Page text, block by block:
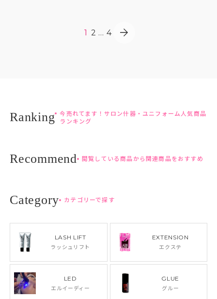
1 2 … 4
今売れてます！サロン什器・ユニフォーム人気商品
ランキング
閲覧している商品から関連商品をおすすめ
カテゴリーで探す
LASH LIFT
ラッシュリフト
EXTENSION
エクステ
LED
エルイーディー
GLUE
グルー